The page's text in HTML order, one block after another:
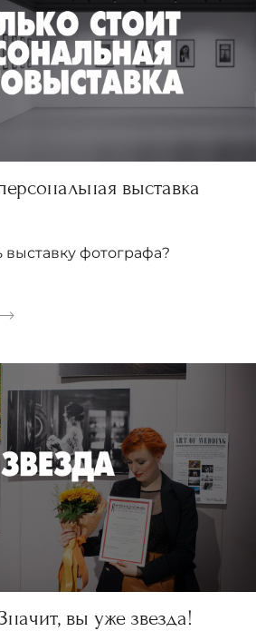
выставка
выставку фотографа?
вы уже звезда!